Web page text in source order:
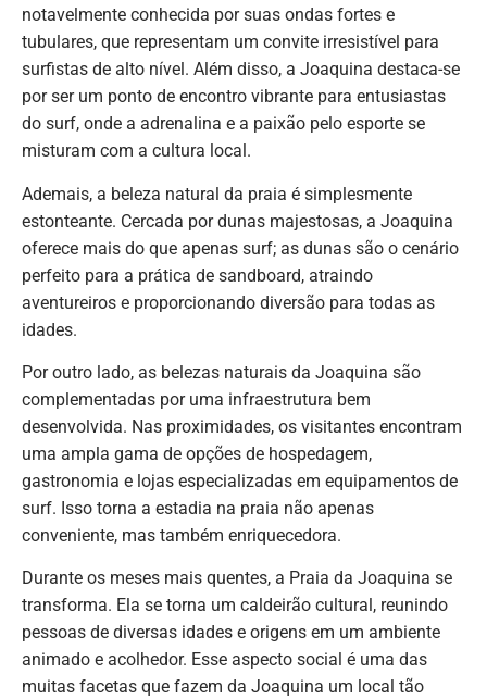
notavelmente conhecida por suas ondas fortes e
tubulares, que representam um convite irresistível para
surfistas de alto nível. Além disso, a Joaquina destaca-se
por ser um ponto de encontro vibrante para entusiastas
do surf, onde a adrenalina e a paixão pelo esporte se
misturam com a cultura local.
Ademais, a beleza natural da praia é simplesmente
estonteante. Cercada por dunas majestosas, a Joaquina
oferece mais do que apenas surf; as dunas são o cenário
perfeito para a prática de sandboard, atraindo
aventureiros e proporcionando diversão para todas as
idades.
Por outro lado, as belezas naturais da Joaquina são
complementadas por uma infraestrutura bem
desenvolvida. Nas proximidades, os visitantes encontram
uma ampla gama de opções de hospedagem,
gastronomia e lojas especializadas em equipamentos de
surf. Isso torna a estadia na praia não apenas
conveniente, mas também enriquecedora.
Durante os meses mais quentes, a Praia da Joaquina se
transforma. Ela se torna um caldeirão cultural, reunindo
pessoas de diversas idades e origens em um ambiente
animado e acolhedor. Esse aspecto social é uma das
muitas facetas que fazem da Joaquina um local tão